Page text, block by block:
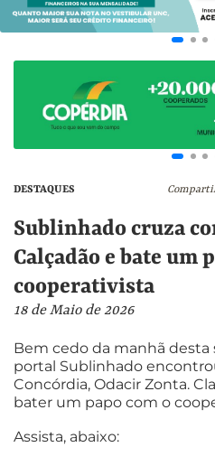
DESTAQUES
Sublinhado cruza
Calçadão e bate um
cooperativista
18 de Maio de 2026
Bem cedo da manhã desta
portal Sublinhado
Concórdia, Odacir Zonta.
bater um papo com o
Assista, abaixo: